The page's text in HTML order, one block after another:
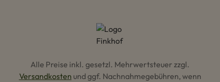
Alle Preise inkl. gesetzl. Mehrwertsteuer zzgl.
Versandkosten und ggf. Nachnahmegebühren, wenn